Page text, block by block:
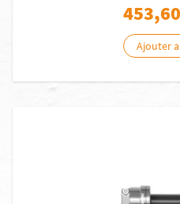
453,60
Ajouter